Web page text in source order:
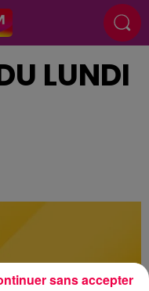
LUNDI
sans accepter